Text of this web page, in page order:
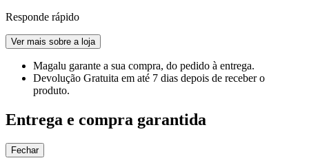
Responde rápido
Ver mais sobre a loja
Magalu garante a sua compra, do pedido à entrega.
Devolução Gratuita em até 7 dias depois de receber o
produto.
Entrega e compra garantida
Fechar